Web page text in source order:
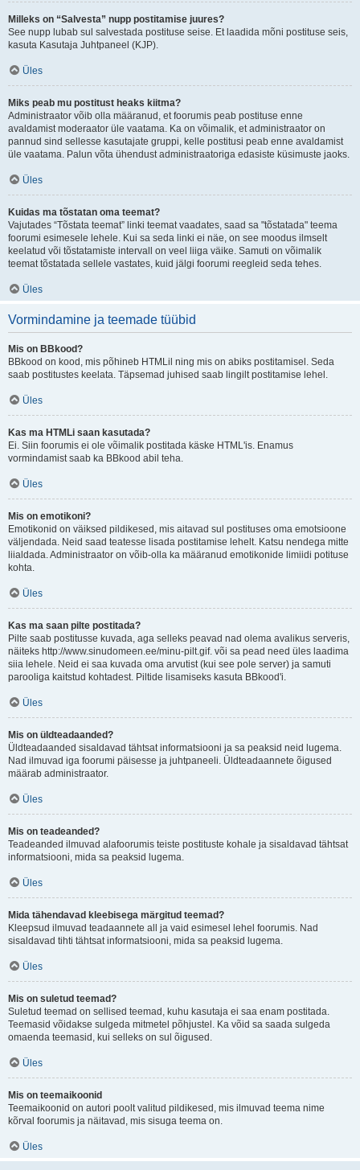
Milleks on “Salvesta” nupp postitamise juures?
See nupp lubab sul salvestada postituse seise. Et laadida mõni postituse seis,
kasuta Kasutaja Juhtpaneel (KJP).
Üles
Miks peab mu postitust heaks kiitma?
Administraator võib olla määranud, et foorumis peab postituse enne
avaldamist moderaator üle vaatama. Ka on võimalik, et administraator on
pannud sind sellesse kasutajate gruppi, kelle postitusi peab enne avaldamist
üle vaatama. Palun võta ühendust administraatoriga edasiste küsimuste jaoks.
Üles
Kuidas ma tõstatan oma teemat?
Vajutades “Tõstata teemat” linki teemat vaadates, saad sa "tõstatada" teema
foorumi esimesele lehele. Kui sa seda linki ei näe, on see moodus ilmselt
keelatud või tõstatamiste intervall on veel liiga väike. Samuti on võimalik
teemat tõstatada sellele vastates, kuid jälgi foorumi reegleid seda tehes.
Üles
Vormindamine ja teemade tüübid
Mis on BBkood?
BBkood on kood, mis põhineb HTMLil ning mis on abiks postitamisel. Seda
saab postitustes keelata. Täpsemad juhised saab lingilt postitamise lehel.
Üles
Kas ma HTMLi saan kasutada?
Ei. Siin foorumis ei ole võimalik postitada käske HTML'is. Enamus
vormindamist saab ka BBkood abil teha.
Üles
Mis on emotikoni?
Emotikonid on väiksed pildikesed, mis aitavad sul postituses oma emotsioone
väljendada. Neid saad teatesse lisada postitamise lehelt. Katsu nendega mitte
liialdada. Administraator on võib-olla ka määranud emotikonide limiidi potituse
kohta.
Üles
Kas ma saan pilte postitada?
Pilte saab postitusse kuvada, aga selleks peavad nad olema avalikus serveris,
näiteks http://www.sinudomeen.ee/minu-pilt.gif. või sa pead need üles laadima
siia lehele. Neid ei saa kuvada oma arvutist (kui see pole server) ja samuti
parooliga kaitstud kohtadest. Piltide lisamiseks kasuta BBkood'i.
Üles
Mis on üldteadaanded?
Üldteadaanded sisaldavad tähtsat informatsiooni ja sa peaksid neid lugema.
Nad ilmuvad iga foorumi päisesse ja juhtpaneeli. Üldteadaannete õigused
määrab administraator.
Üles
Mis on teadeanded?
Teadeanded ilmuvad alafoorumis teiste postituste kohale ja sisaldavad tähtsat
informatsiooni, mida sa peaksid lugema.
Üles
Mida tähendavad kleebisega märgitud teemad?
Kleepsud ilmuvad teadaannete all ja vaid esimesel lehel foorumis. Nad
sisaldavad tihti tähtsat informatsiooni, mida sa peaksid lugema.
Üles
Mis on suletud teemad?
Suletud teemad on sellised teemad, kuhu kasutaja ei saa enam postitada.
Teemasid võidakse sulgeda mitmetel põhjustel. Ka võid sa saada sulgeda
omaenda teemasid, kui selleks on sul õigused.
Üles
Mis on teemaikoonid
Teemaikoonid on autori poolt valitud pildikesed, mis ilmuvad teema nime
kõrval foorumis ja näitavad, mis sisuga teema on.
Üles